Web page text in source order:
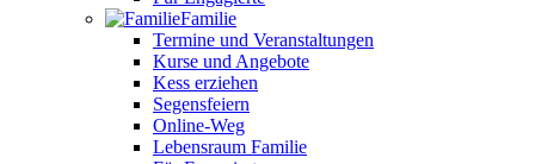
Familie
Termine und Veranstaltungen
Kurse und Angebote
Kess erziehen
Segensfeiern
Online-Weg
Lebensraum Familie